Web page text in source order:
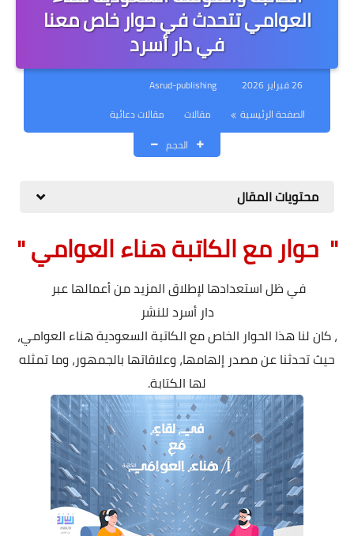
مقالات
كتب
قصائد
دورة - كورس - تعليم
العوامي تتحدث في حوار خاص معنا
في دار أسرد
26 فبراير 2026
Asrud-publishing
الصفحة الرئيسية
مقالات
مقالات دعائية
الحجم
محتويات المقال
" حوار مع الكاتبة هناء العوامي "
في ظل استعدادها لإطلاق المزيد من أعمالها عبر
دار أسرد للنشر
، كان لنا هذا الحوار الخاص مع الكاتبة السعودية هناء العوامي،
حيث تحدثنا عن مصدر إلهامها، وعلاقاتها بالجمهور، وما تمثله
لها الكتابة.